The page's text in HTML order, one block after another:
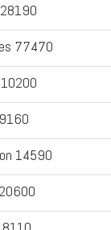
77470
14590